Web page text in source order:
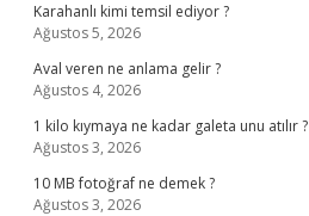
Karahanlı kimi temsil ediyor ?
Ağustos 5, 2026
Aval veren ne anlama gelir ?
Ağustos 4, 2026
1 kilo kıymaya ne kadar galeta unu atılır ?
Ağustos 3, 2026
10 MB fotoğraf ne demek ?
Ağustos 3, 2026